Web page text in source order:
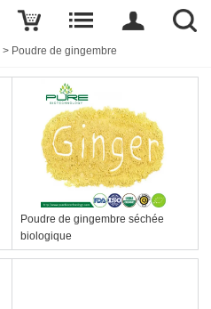
> Poudre de gingembre
Poudre de gingembre séchée
biologique